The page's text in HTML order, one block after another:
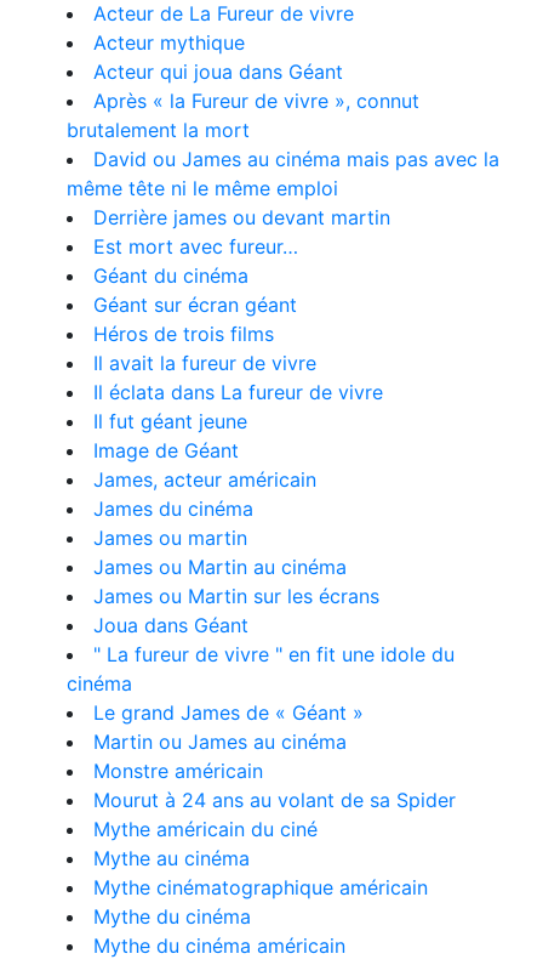
Acteur de La Fureur de vivre
Acteur mythique
Acteur qui joua dans Géant
Après « la Fureur de vivre », connut
brutalement la mort
David ou James au cinéma mais pas avec la
même tête ni le même emploi
Derrière james ou devant martin
Est mort avec fureur…
Géant du cinéma
Géant sur écran géant
Héros de trois films
Il avait la fureur de vivre
Il éclata dans La fureur de vivre
Il fut géant jeune
Image de Géant
James, acteur américain
James du cinéma
James ou martin
James ou Martin au cinéma
James ou Martin sur les écrans
Joua dans Géant
" La fureur de vivre " en fit une idole du
cinéma
Le grand James de « Géant »
Martin ou James au cinéma
Monstre américain
Mourut à 24 ans au volant de sa Spider
Mythe américain du ciné
Mythe au cinéma
Mythe cinématographique américain
Mythe du cinéma
Mythe du cinéma américain